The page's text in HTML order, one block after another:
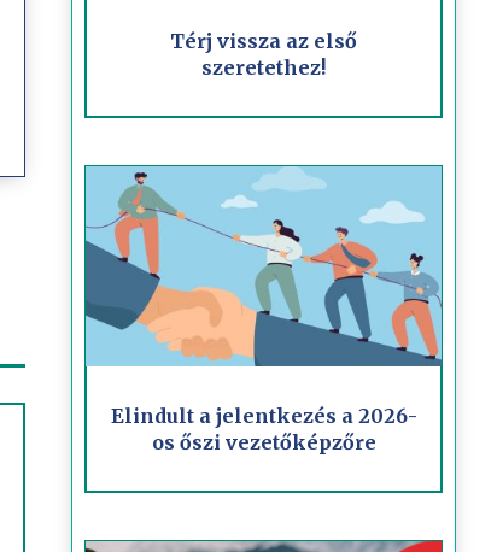
Térj vissza az első
szeretethez!
Elindult a jelentkezés a 2026-
os őszi vezetőképzőre